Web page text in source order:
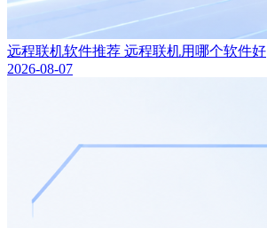
远程联机软件推荐 远程联机用哪个软件好
2026-08-07